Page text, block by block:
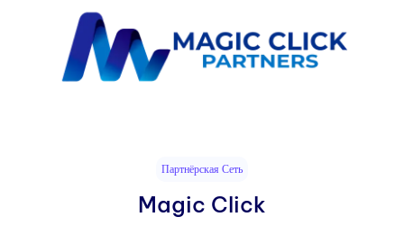
Партнёрская Сеть
Magic Click